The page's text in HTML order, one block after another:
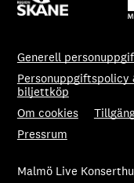
Generell
biljettköp
Om cookies
Pressrum
Malmö Live